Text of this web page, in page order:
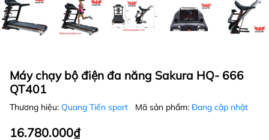
Máy chạy bộ điện đa năng Sakura HQ- 666
QT401
Thương hiệu: Quang Tiến sport Mã sản phẩm: Đang cập nhật
16.780.000₫